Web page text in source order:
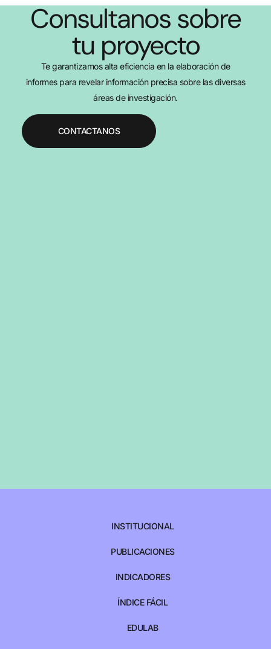
Consultanos sobre
tu proyecto
Te garantizamos alta eficiencia en la elaboración de
informes para revelar información precisa sobre las diversas
áreas de investigación.
CONTACTANOS
INSTITUCIONAL
PUBLICACIONES
INDICADORES
ÍNDICE FÁCIL
EDULAB